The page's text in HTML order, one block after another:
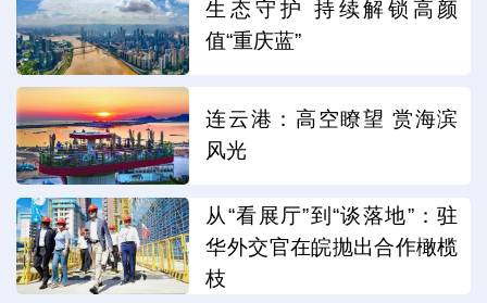
生态守护 持续解锁高颜
值“重庆蓝”
连云港：高空瞭望 赏海滨
风光
从“看展厅”到“谈落地”：驻
华外交官在皖抛出合作橄榄
枝